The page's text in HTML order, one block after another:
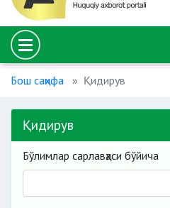
Бош саҳифа Қидирув
Қидирув
Бўлимлар сарлавҳаси бўйича